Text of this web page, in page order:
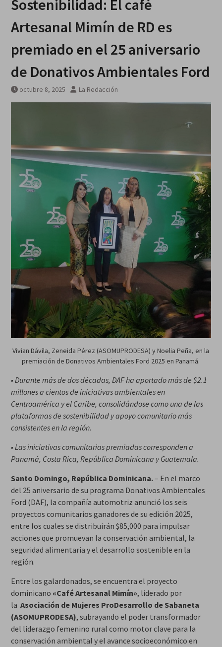
Sostenibilidad: El café
Artesanal Mimín de RD es
premiado en el 25 aniversario
de Donativos Ambientales Ford
octubre 8, 2025 La Redacción
Vivian Dávila, Zeneida Pérez (ASOMUPRODESA) y Noelia Peña, en la
premiación de Donativos Ambientales Ford 2025 en Panamá.
• Durante más de dos décadas, DAF ha aportado más de $2.1
millones a cientos de iniciativas ambientales en
Centroamérica y el Caribe, consolidándose como una de las
plataformas de sostenibilidad y apoyo comunitario más
consistentes en la región.
• Las iniciativas comunitarias premiadas corresponden a
Panamá, Costa Rica, República Dominicana y Guatemala.
Santo Domingo, República Dominicana.– En el marco
del 25 aniversario de su programa Donativos Ambientales
Ford (DAF), la compañía automotriz anunció los seis
proyectos comunitarios ganadores de su edición 2025,
entre los cuales se distribuirán $85,000 para impulsar
acciones que promuevan la conservación ambiental, la
seguridad alimentaria y el desarrollo sostenible en la
región.
Entre los galardonados, se encuentra el proyecto
dominicano «Café Artesanal Mimín», liderado por
la Asociación de Mujeres ProDesarrollo de Sabaneta
(ASOMUPRODESA), subrayando el poder transformador
del liderazgo femenino rural como motor clave para la
conservación ambiental y el avance socioeconómico en